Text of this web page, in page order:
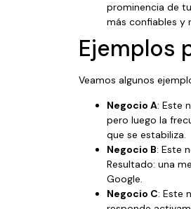
prominencia de
más confiables y
Ejemplos
Veamos algunos
Negocio A: Este
pero luego la
que se estabiliza.
Negocio B: Este
Resultado: una
Google.
Negocio C: Este